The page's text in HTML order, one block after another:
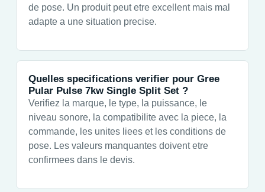
de pose. Un produit peut etre excellent mais mal
adapte a une situation precise.
Quelles specifications verifier pour Gree
Pular Pulse 7kw Single Split Set ?
Verifiez la marque, le type, la puissance, le
niveau sonore, la compatibilite avec la piece, la
commande, les unites liees et les conditions de
pose. Les valeurs manquantes doivent etre
confirmees dans le devis.